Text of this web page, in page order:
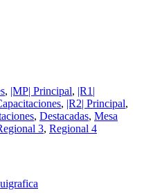
, |MP| Principal, |R1|
, |R2| Principal,
, Destacadas, Mesa
3, Regional 4